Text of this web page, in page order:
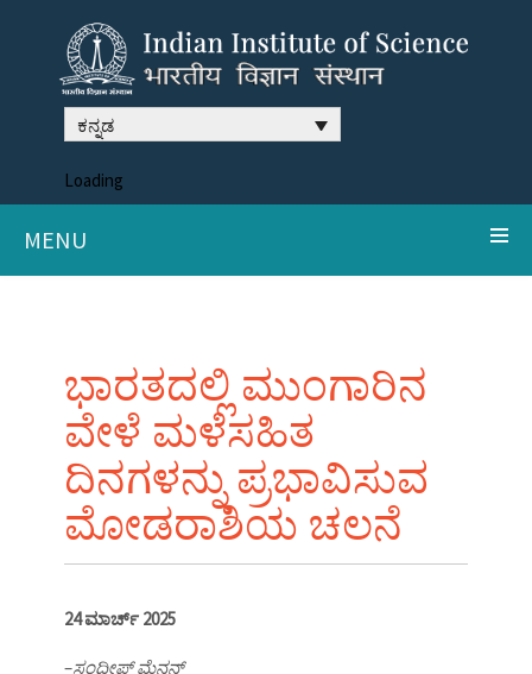
ಕನ್ನಡ
Loading
MENU
ಭಾರತದಲ್ಲಿ ಮುಂಗಾರಿನ
ವೇಳೆ ಮಳೆಸಹಿತ
ದಿನಗಳನ್ನು ಪ್ರಭಾವಿಸುವ
ಮೋಡರಾಶಿಯ ಚಲನೆ
24 ಮಾರ್ಚ್ 2025
–ಸಂದೀಪ್ ಮೆನನ್